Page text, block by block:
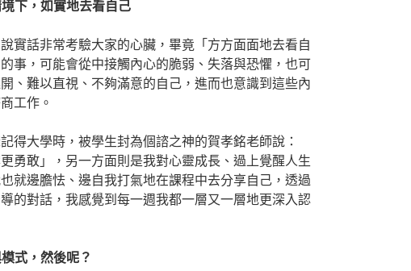
下，如實地去看自己
實話非常考驗大家的心臟，畢竟「方方面面地去看自
事，可能會從中接觸內心的脆弱、失落與恐懼，也可
、難以直視、不夠滿意的自己，進而也意識到這些內
工作。
得大學時，被學生封為個諮之神的賀孝銘老師說：
更勇敢」，另一方面則是我對心靈成長、過上覺醒人生
就邊膽怯、邊自我打氣地在課程中去分享自己，透過
的對話，我感覺到每一週我都一層又一層地更深入認
式，然後呢？